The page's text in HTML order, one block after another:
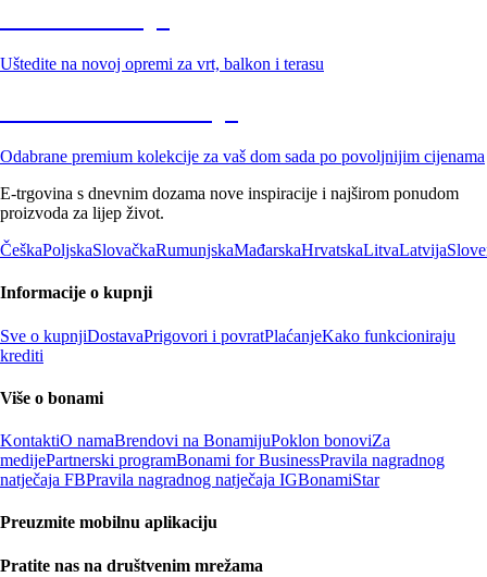
Uštedite na novoj opremi za vrt, balkon i terasu
Odabrane premium kolekcije za vaš dom sada po povoljnijim cijenama
E-trgovina s dnevnim dozama nove inspiracije i najširom ponudom
proizvoda za lijep život.
ČeškaPoljskaSlovačkaRumunjskaMađarskaHrvatskaLitvaLatvija
Informacije o kupnji
Sve o kupnjiDostavaPrigovori i povratPlaćanjeKako funkcioniraju
krediti
Više o bonami
KontaktiO namaBrendovi na BonamijuPoklon bonoviZa
medijePartnerski programBonami for BusinessPravila nagradnog
natječaja FBPravila nagradnog natječaja IGBonamiStar
Preuzmite mobilnu aplikaciju
Pratite nas na društvenim mrežama